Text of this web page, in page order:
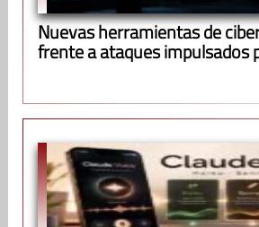
Nuevas herramientas de
frente a ataques impulsados